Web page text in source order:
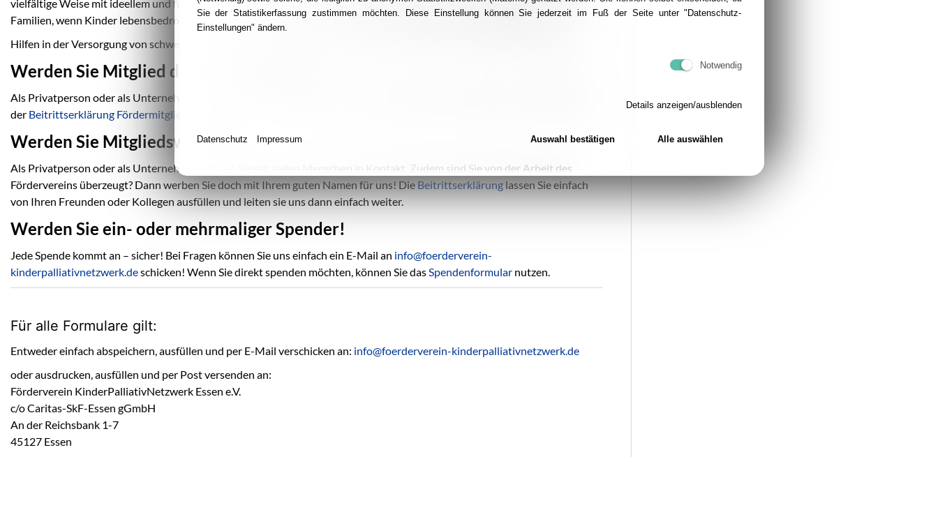
vielfältige Weise mit ideellem und finanziellem Engagement. Das KinderPalliativNetzwerk Essen begleitet und unterstützt
Familien, wenn Kinder lebensbedrohlich erkrankt sind. Es bietet eine koordinierte Begleitung der erforderlichen
Hilfen in der Versorgung von schwerstkranken Kindern zu Hause – damit die Kinder zu Hause leben und sterben können.
Werden Sie Mitglied des Fördervereins!
Als Privatperson oder als Unternehmen haben Sie die Möglichkeit, sich als Fördermitglied zu engagieren. Lesen Sie mehr in
der Beitrittserklärung Fördermitgliedschaft
Werden Sie Mitgliedswerber!
Als Privatperson oder als Unternehmen stehen Sie mit vielen Menschen in Kontakt. Zudem sind Sie von der Arbeit des
Fördervereins überzeugt? Dann werben Sie doch mit Ihrem guten Namen für uns! Die Beitrittserklärung lassen Sie einfach
von Ihren Freunden oder Kollegen ausfüllen und leiten sie uns dann einfach weiter.
Werden Sie ein- oder mehrmaliger Spender!
Jede Spende kommt an – sicher! Bei Fragen können Sie uns einfach ein E-Mail an info@foerderverein-
kinderpalliativnetzwerk.deschicken! Wenn Sie direkt spenden möchten, können Sie dasSpendenformular nutzen.
Für alle Formulare gilt:
Entweder einfach abspeichern, ausfüllen und per E-Mail verschicken an: info@foerderverein-kinderpalliativnetzwerk.de
oder ausdrucken, ausfüllen und per Post versenden an:
Förderverein KinderPalliativNetzwerk Essen e.V.
c/o Caritas-SkF-Essen gGmbH
An der Reichsbank 1-7
45127 Essen
Sie der Statistikerfassung zustimmen möchten. Diese Einstellung können Sie jederzeit im Fuß der Seite unter "Datenschutz-
Einstellungen" ändern.
Notwendig
Details anzeigen/ausblenden
Auswahl bestätigen Alle auswählen
Datenschutz Impressum